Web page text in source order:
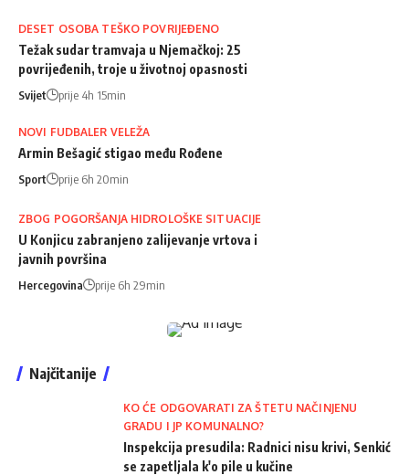
DESET OSOBA TEŠKO POVRIJEĐENO
Težak sudar tramvaja u Njemačkoj: 25
povrijeđenih, troje u životnoj opasnosti
Svijet prije 4h 15min
NOVI FUDBALER VELEŽA
Armin Bešagić stigao među Rođene
Sport prije 6h 20min
ZBOG POGORŠANJA HIDROLOŠKE SITUACIJE
U Konjicu zabranjeno zalijevanje vrtova i
javnih površina
Hercegovina prije 6h 29min
Najčitanije
KO ĆE ODGOVARATI ZA ŠTETU NAČINJENU
GRADU I JP KOMUNALNO?
Inspekcija presudila: Radnici nisu krivi, Senkić
se zapetljala k'o pile u kučine